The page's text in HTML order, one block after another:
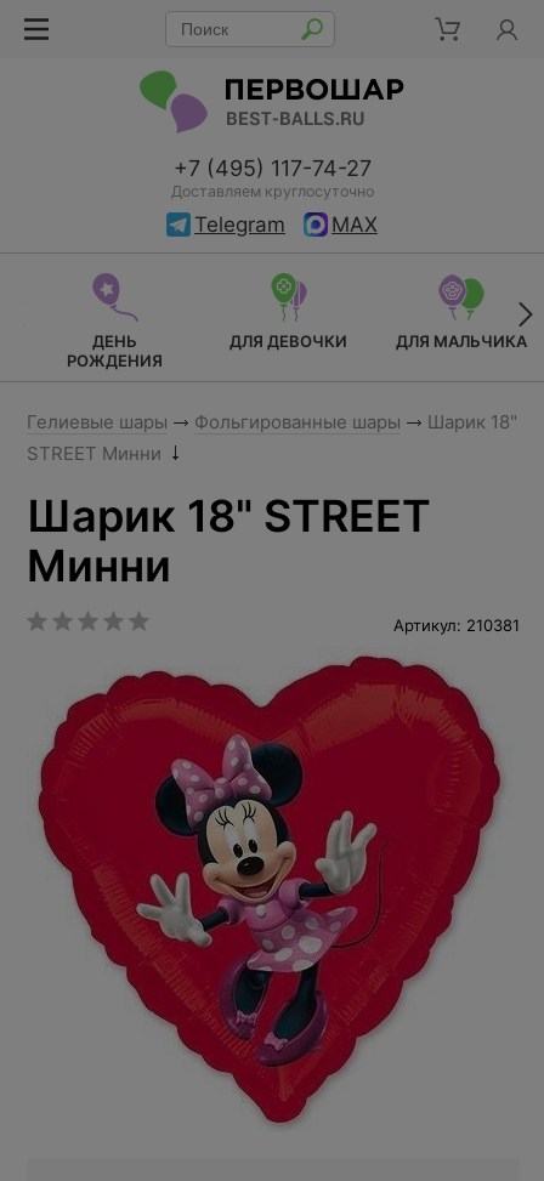
+7 (495) 117-74-27
Доставляем круглосуточно
Telegram MAX
ДЕНЬ
РОЖДЕНИЯ
ДЛЯ ДЕВОЧКИ ДЛЯ МАЛЬЧИКА
Гелиевые шары Фольгированные шары
Шарик 18"
STREET Минни
Шарик 18" STREET
Минни
Артикул: 210381